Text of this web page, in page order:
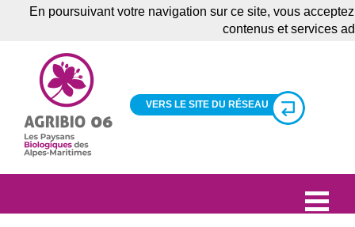
VERS LE SITE DU RÉSEAU
En poursuivant votre navigation sur ce site, vous
contenus et services